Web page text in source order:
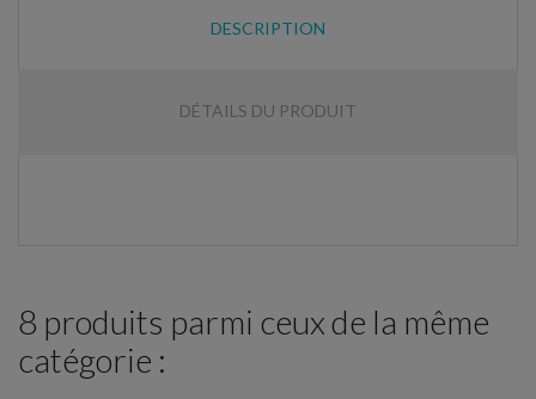
DESCRIPTION
DÉTAILS DU PRODUIT
8 produits parmi ceux de la même
catégorie :